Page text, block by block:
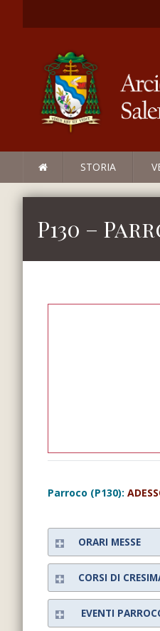
STORIA
P130 –
Parroco (P130):
ORARI MESSE
CORSI DI
EVENTI